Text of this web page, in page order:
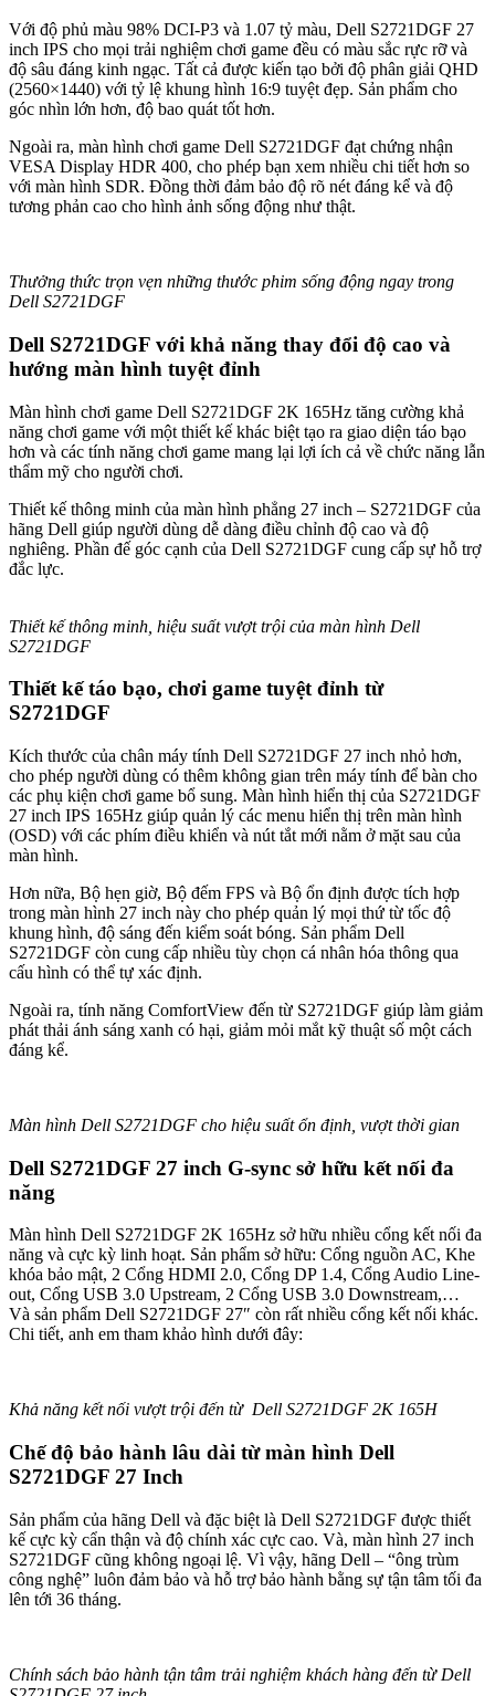
Với độ phủ màu 98% DCI-P3 và 1.07 tỷ màu, Dell S2721DGF 27
inch IPS cho mọi trải nghiệm chơi game đều có màu sắc rực rỡ và
độ sâu đáng kinh ngạc. Tất cả được kiến tạo bởi độ phân giải QHD
(2560×1440) với tỷ lệ khung hình 16:9 tuyệt đẹp. Sản phẩm cho
góc nhìn lớn hơn, độ bao quát tốt hơn.
Ngoài ra, màn hình chơi game Dell S2721DGF đạt chứng nhận
VESA Display HDR 400, cho phép bạn xem nhiều chi tiết hơn so
với màn hình SDR. Đồng thời đảm bảo độ rõ nét đáng kể và độ
tương phản cao cho hình ảnh sống động như thật.
Thưởng thức trọn vẹn những thước phim sống động ngay trong
Dell S2721DGF
Dell S2721DGF với khả năng thay đổi độ cao và
hướng màn hình tuyệt đỉnh
Màn hình chơi game Dell S2721DGF 2K 165Hz tăng cường khả
năng chơi game với một thiết kế khác biệt tạo ra giao diện táo bạo
hơn và các tính năng chơi game mang lại lợi ích cả về chức năng lẫn
thẩm mỹ cho người chơi.
Thiết kế thông minh của màn hình phẳng 27 inch – S2721DGF của
hãng Dell giúp người dùng dễ dàng điều chỉnh độ cao và độ
nghiêng. Phần đế góc cạnh của Dell S2721DGF cung cấp sự hỗ trợ
đắc lực.
Thiết kế thông minh, hiệu suất vượt trội của màn hình Dell
S2721DGF
Thiết kế táo bạo, chơi game tuyệt đỉnh từ
S2721DGF
Kích thước của chân máy tính Dell S2721DGF 27 inch nhỏ hơn,
cho phép người dùng có thêm không gian trên máy tính để bàn cho
các phụ kiện chơi game bổ sung. Màn hình hiển thị của S2721DGF
27 inch IPS 165Hz giúp quản lý các menu hiển thị trên màn hình
(OSD) với các phím điều khiển và nút tắt mới nằm ở mặt sau của
màn hình.
Hơn nữa, Bộ hẹn giờ, Bộ đếm FPS và Bộ ổn định được tích hợp
trong màn hình 27 inch này cho phép quản lý mọi thứ từ tốc độ
khung hình, độ sáng đến kiểm soát bóng. Sản phẩm Dell
S2721DGF còn cung cấp nhiều tùy chọn cá nhân hóa thông qua
cấu hình có thể tự xác định.
Ngoài ra, tính năng ComfortView đến từ S2721DGF giúp làm giảm
phát thải ánh sáng xanh có hại, giảm mỏi mắt kỹ thuật số một cách
đáng kể.
Màn hình Dell S2721DGF cho hiệu suất ổn định, vượt thời gian
Dell S2721DGF 27 inch G-sync sở hữu kết nối đa
năng
Màn hình Dell S2721DGF 2K 165Hz sở hữu nhiều cổng kết nối đa
năng và cực kỳ linh hoạt. Sản phẩm sở hữu: Cổng nguồn AC, Khe
khóa bảo mật, 2 Cổng HDMI 2.0, Cổng DP 1.4, Cổng Audio Line-
out, Cổng USB 3.0 Upstream, 2 Cổng USB 3.0 Downstream,…
Và sản phẩm Dell S2721DGF 27″ còn rất nhiều cổng kết nối khác.
Chi tiết, anh em tham khảo hình dưới đây:
Khả năng kết nối vượt trội đến từ Dell S2721DGF 2K 165H
Chế độ bảo hành lâu dài từ màn hình Dell
S2721DGF 27 Inch
Sản phẩm của hãng Dell và đặc biệt là Dell S2721DGF được thiết
kế cực kỳ cẩn thận và độ chính xác cực cao. Và, màn hình 27 inch
S2721DGF cũng không ngoại lệ. Vì vậy, hãng Dell – “ông trùm
công nghệ” luôn đảm bảo và hỗ trợ bảo hành bằng sự tận tâm tối đa
lên tới 36 tháng.
Chính sách bảo hành tận tâm trải nghiệm khách hàng đến từ Dell